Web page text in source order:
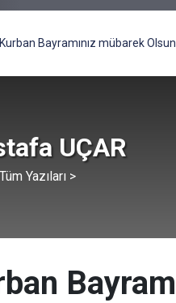
Bayramınız mübarek Olsun.
UÇAR
Yazıları >